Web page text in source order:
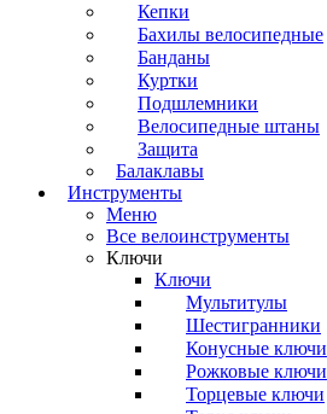
Кепки
Бахилы велосипедные
Банданы
Куртки
Подшлемники
Велосипедные штаны
Защита
Балаклавы
Инструменты
Меню
Все велоинструменты
Ключи
Ключи
Мультитулы
Шестигранники
Конусные ключи
Рожковые ключи
Торцевые ключи